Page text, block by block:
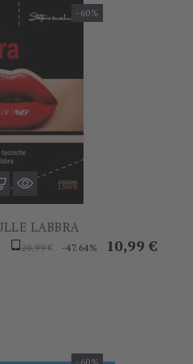
-60%
LABBRA
Prezzo
20,99 € -47.64% Prezzo
10,99 €